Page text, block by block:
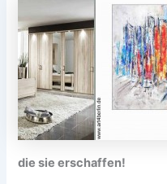
die sie erschaffen!